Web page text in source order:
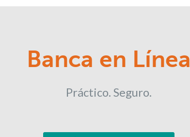
Banca en Línea
Práctico. Seguro.